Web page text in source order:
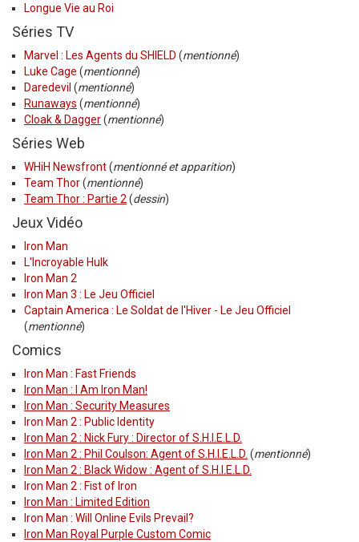
Longue Vie au Roi
Séries TV
Marvel : Les Agents du SHIELD (mentionné)
Luke Cage (mentionné)
Daredevil (mentionné)
Runaways (mentionné)
Cloak & Dagger(mentionné)
Séries Web
WHiH Newsfront(mentionné et apparition)
Team Thor(mentionné)
Team Thor : Partie 2 (dessin)
Jeux Vidéo
Iron Man
L'Incroyable Hulk
Iron Man 2
Iron Man 3 : Le Jeu Officiel
Captain America : Le Soldat de l'Hiver - Le Jeu Officiel
(mentionné)
Comics
Iron Man : Fast Friends
Iron Man : I Am Iron Man!
Iron Man : Security Measures
Iron Man 2 : Public Identity
Iron Man 2 : Nick Fury : Director of S.H.I.E.L.D.
Iron Man 2 : Phil Coulson: Agent of S.H.I.E.L.D. (mentionné)
Iron Man 2 : Black Widow : Agent of S.H.I.E.L.D.
Iron Man 2 : Fist of Iron
Iron Man : Limited Edition
Iron Man : Will Online Evils Prevail?
Iron Man Royal Purple Custom Comic